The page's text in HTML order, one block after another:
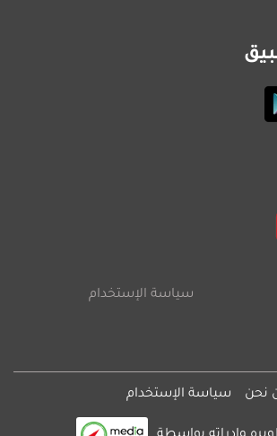
سياسة الإستخدام
نحن سياسة الإستخدام